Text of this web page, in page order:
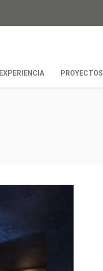
EXPERIENCIA PROYECTOS